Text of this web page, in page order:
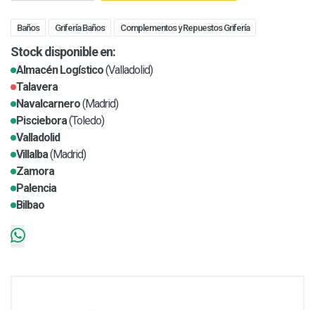
Baños Grifería Baños Complementos y Repuestos Grifería
Stock disponible en:
Almacén Logístico(Valladolid)
Talavera
Navalcarnero(Madrid)
Pisciebora(Toledo)
Valladolid
Villalba(Madrid)
Zamora
Palencia
Bilbao